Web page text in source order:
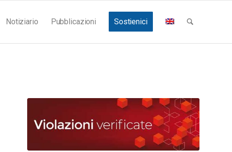
Notiziario Pubblicazioni Sostienici